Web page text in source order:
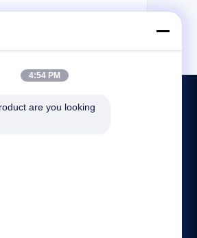
4:54 PM
are you looking